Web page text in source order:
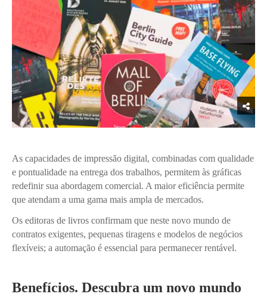
As capacidades de impressão digital, combinadas com qualidade
e pontualidade na entrega dos trabalhos, permitem às gráficas
redefinir sua abordagem comercial. A maior eficiência permite
que atendam a uma gama mais ampla de mercados.
Os editoras de livros confirmam que neste novo mundo de
contratos exigentes, pequenas tiragens e modelos de negócios
flexíveis; a automação é essencial para permanecer rentável.
Benefícios. Descubra um novo mundo